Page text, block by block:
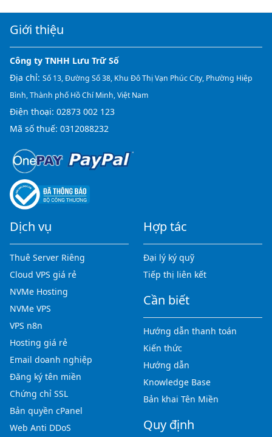
Giới thiệu
Công ty TNHH Lưu Trữ Số
Địa chỉ: Số 13, Đường Số 38, Khu Đô Thị Vạn Phúc City, Phường Hiệp
Bình, Thành phố Hồ Chí Minh, Việt Nam
Điện thoại: 02873 002 123
Mã số thuế: 0312088232
Dịch vụ
Thuê Server Riêng
Cloud VPS giá rẻ
NVMe Hosting
NVMe VPS
VPS n8n
Hosting giá rẻ
Email doanh nghiệp
Đăng ký tên miền
Chứng chỉ SSL
Bản quyền cPanel
Web Anti DDoS
Hợp tác
Đại lý ký quỹ
Tiếp thị liên kết
Cần biết
Hướng dẫn thanh toán
Kiến thức
Hướng dẫn
Knowledge Base
Bản khai Tên Miền
Quy định